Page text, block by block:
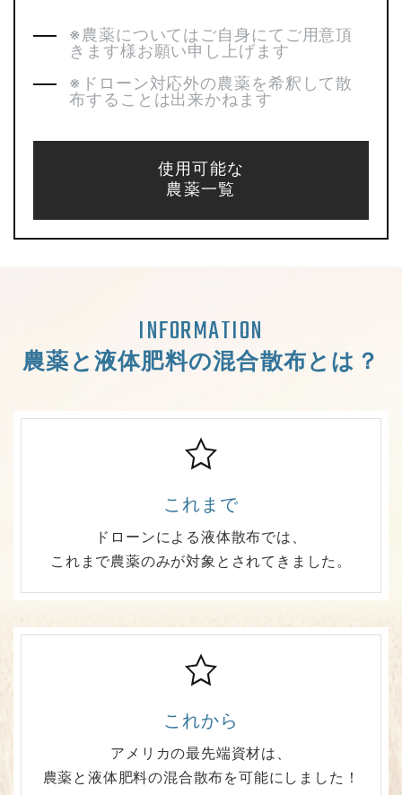
※農薬についてはご自身にてご用意頂
きます様お願い申し上げます
※ドローン対応外の農薬を希釈して散
布することは出来かねます
使用可能な
農薬一覧
INFORMATION
農薬と液体肥料の混合散布とは？
これまで
ドローンによる液体散布では、
これまで農薬のみが対象とされてきました。
これから
アメリカの最先端資材は、
農薬と液体肥料の混合散布を可能にしました！